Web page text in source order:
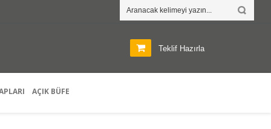
Teklif Hazırla
AÇIK BÜFE